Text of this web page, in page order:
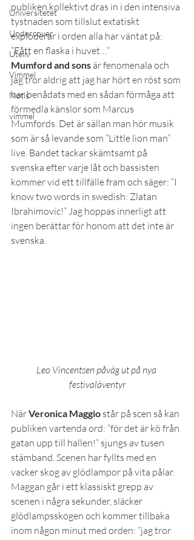
Universitetet
Undercover
Uteliv
Vimmel
Notis
vimmel
publiken kollektivt dras in i den intensiva
tystnaden som tillslut extatiskt
exploderar i orden alla har väntat på:
”Fått en flaska i huvet…”
Mumford and sons är fenomenala och
jag tror aldrig att jag har hört en röst som
har benådats med en sådan förmåga att
förmedla känslor som Marcus
Mumfords. Det är sällan man hör musik
som är så levande som ”Little lion man”
live. Bandet tackar skämtsamt på
svenska efter varje låt och bassisten
kommer vid ett tillfälle fram och säger: ”I
know two words in swedish: Zlatan
Ibrahimovic!” Jag hoppas innerligt att
ingen berättar för honom att det inte är
svenska.
Leo Vincentsen påväg ut på nya
festivaläventyr
När Veronica Maggio står på scen så kan
publiken vartenda ord: ”för det är kö från
gatan upp till hallen!” sjungs av tusen
stämband. Scenen har fyllts med en
vacker skog av glödlampor på vita pålar.
Maggan går i ett klassiskt grepp av
scenen i några sekunder, släcker
glödlampsskogen och kommer tillbaka
inom någon minut med orden: ”jag tror